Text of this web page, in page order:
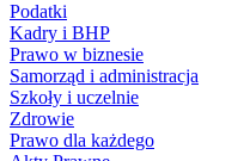
Podatki
Kadry i BHP
Prawo w biznesie
Samorząd i administracja
Szkoły i uczelnie
Zdrowie
Prawo dla każdego